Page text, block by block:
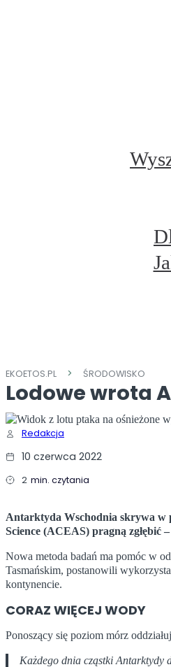
EKOETOS.PL ŚRODOWISKO
Lodowe wrota
Redakcja
10 czerwca 2022
2 min. czytania
Antarktyda Wschodnia skrywa w
Science (ACEAS) pragną zgłębić
Nowa metoda badań ma pomóc w
Tasmańskim, postanowili
kontynencie.
CORAZ WIĘCEJ WODY
Ponoszący się poziom mórz
Każdego dnia cząstki Antarktydy